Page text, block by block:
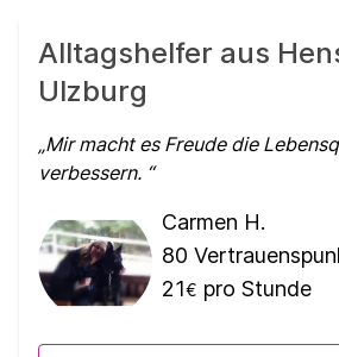
Alltagshelfer aus
Ulzburg
Mir macht es Freude die
verbessern.
Carmen H.
80
21€ pro Stunde